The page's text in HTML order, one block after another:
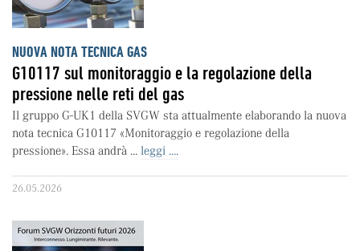
NUOVA NOTA TECNICA GAS
G10117 sul monitoraggio e la regolazione della
pressione nelle reti del gas
Il gruppo G-UK1 della SVGW sta attualmente elaborando la nuova
nota tecnica G10117 «Monitoraggio e regolazione della
pressione». Essa andrà ... leggi ....
26.05.2026